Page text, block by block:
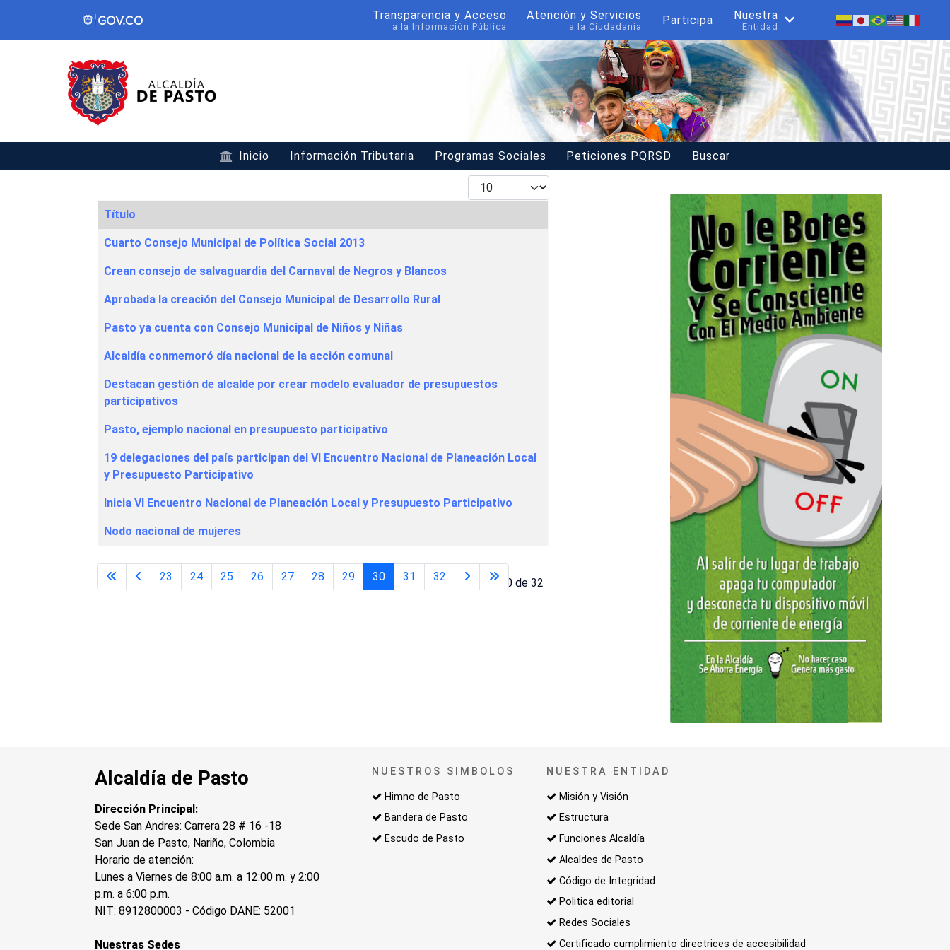
Transparencia y Acceso
a la Información Pública
Atención y Servicios
a la Ciudadanía Participa Nuestra
Entidad
Inicio Información Tributaria Programas Sociales Peticiones PQRSD
Buscar
Mostrar #
Articles
Título
Cuarto Consejo Municipal de Política Social 2013
Crean consejo de salvaguardia del Carnaval de Negros y Blancos
Aprobada la creación del Consejo Municipal de Desarrollo Rural
Pasto ya cuenta con Consejo Municipal de Niños y Niñas
Alcaldía conmemoró día nacional de la acción comunal
Destacan gestión de alcalde por crear modelo evaluador de presupuestos
participativos
Pasto, ejemplo nacional en presupuesto participativo
19 delegaciones del país participan del VI Encuentro Nacional de Planeación Local
y Presupuesto Participativo
Inicia VI Encuentro Nacional de Planeación Local y Presupuesto Participativo
Nodo nacional de mujeres
Página 30 de 32
23 24 25 26 27 28 29 30 31 32
Alcaldía de Pasto
Dirección Principal:
Sede San Andres: Carrera 28 # 16 -18
San Juan de Pasto, Nariño, Colombia
Horario de atención:
Lunes a Viernes de 8:00 a.m. a 12:00 m. y 2:00
p.m. a 6:00 p.m.
NIT: 8912800003 - Código DANE: 52001
Nuestras Sedes
NUESTROS SIMBOLOS
Himno de Pasto
Bandera de Pasto
Escudo de Pasto
NUESTRA ENTIDAD
Misión y Visión
Estructura
Funciones Alcaldía
Alcaldes de Pasto
Código de Integridad
Politica editorial
Redes Sociales
Certificado cumplimiento directrices de accesibilidad